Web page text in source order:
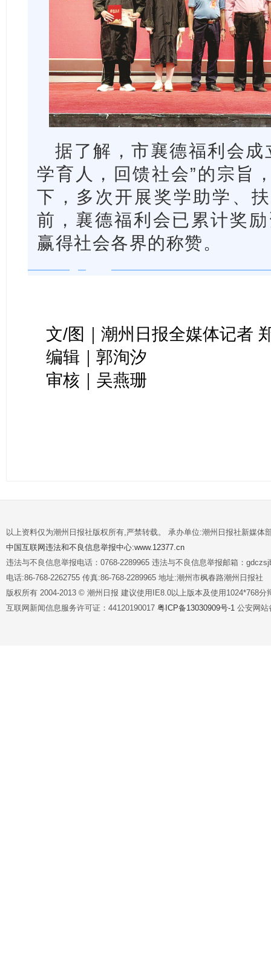
据了解，市襄德福利会
学育人，回馈社会”的宗旨
下，多次开展奖学助学、
前，襄德福利会已累计奖
赢得社会各界的称赞。
文/图｜潮州日报全媒体记者
编辑｜郭洵汐
审核｜吴燕珊
以上资料仅为潮州日报社版权所有,严禁转载。 承办单位:潮州日报社新媒体
中国互联网违法和不良信息举报中心:www.12377.cn
违法与不良信息举报电话：0768-2289965 违法与不良信息举报邮箱：
电话:86-768-2262755 传真:86-768-2289965 地址:潮州市枫春路潮州日报社
版权所有 2004-2013 © 潮州日报 建议使用IE8.0以上版本及使用1024*768分
互联网新闻信息服务许可证：44120190017 粤ICP备13030909号-1 公安网站